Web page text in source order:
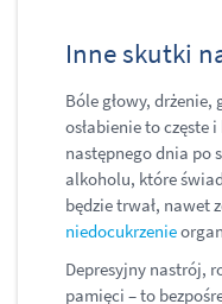
Inne skutki
Bóle głowy, drżenie,
osłabienie to częste
następnego dnia po
alkoholu, które
będzie trwał, nawet
niedocukrzenie
Depresyjny nastrój,
pamięci – to